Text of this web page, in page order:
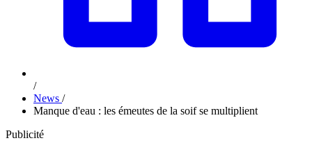
/
News /
Manque d'eau : les émeutes de la soif se multiplient
Publicité